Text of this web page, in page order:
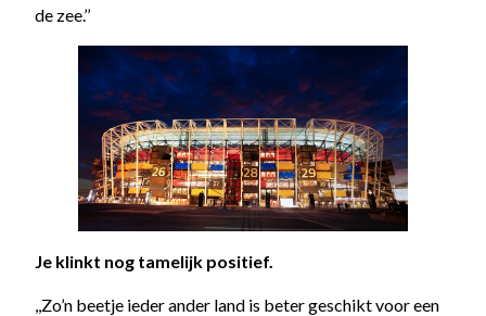
de zee.’’
Je klinkt nog tamelijk positief.
,,Zo’n beetje ieder ander land is beter geschikt voor een